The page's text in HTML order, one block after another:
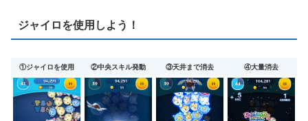
ジャイロを使用しよう！
①ジャイロを使用 ②中央スキル発動 ③天井まで消去 ④大量消去